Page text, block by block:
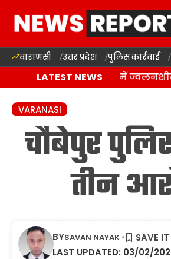
वाराणसी उत्तर प्रदेश पुलिस कार्रवाई
LATEST NEWS
वाराणसी: राजातालाब में
VARANASI
चौबेपुर
तीन
LAST UPDATED: 03/02/
BYSAVAN NAYAK